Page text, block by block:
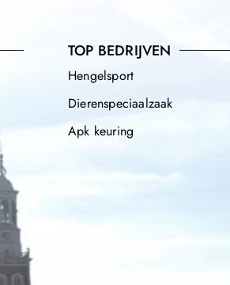
TOP BEDRIJVEN
Hengelsport
Dierenspeciaalzaak
Apk keuring